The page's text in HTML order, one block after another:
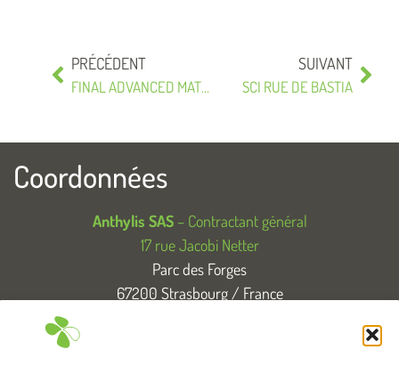
PRÉCÉDENT
FINAL ADVANCED MATERIALS
SUIVANT
SCI RUE DE BASTIA
Coordonnées
Anthylis SAS– Contractant général
17 rue Jacobi Netter
Parc des Forges
67200 Strasbourg / France